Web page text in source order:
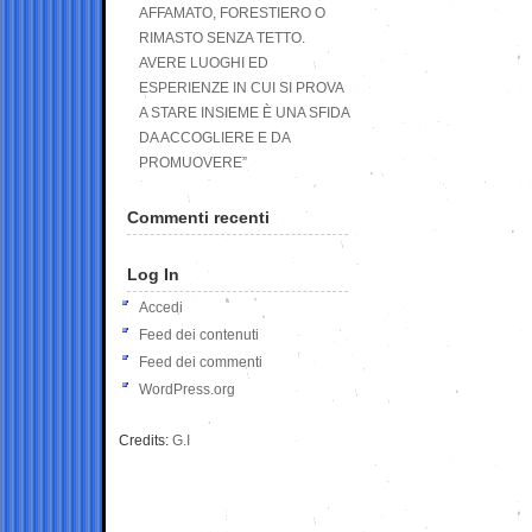
AFFAMATO, FORESTIERO O
RIMASTO SENZA TETTO.
AVERE LUOGHI ED
ESPERIENZE IN CUI SI PROVA
A STARE INSIEME È UNA SFIDA
DA ACCOGLIERE E DA
PROMUOVERE”
Commenti recenti
Log In
Accedi
Feed dei contenuti
Feed dei commenti
WordPress.org
Credits: G.I